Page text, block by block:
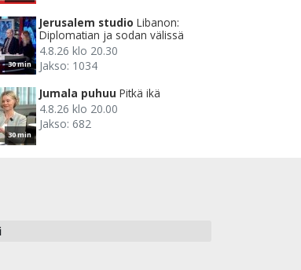
30 min
Jerusalem studio Libanon:
Diplomatian ja sodan välissä
4.8.26 klo 20.30
Jakso: 1034
30 min
Jumala puhuu Pitkä ikä
4.8.26 klo 20.00
Jakso: 682